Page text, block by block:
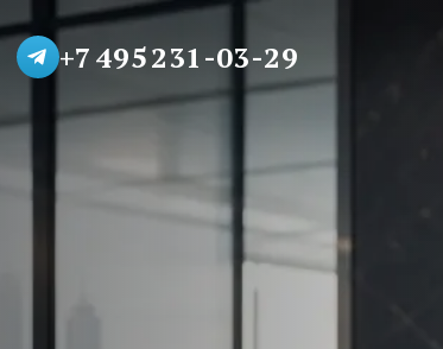
+7 495 231-03-29